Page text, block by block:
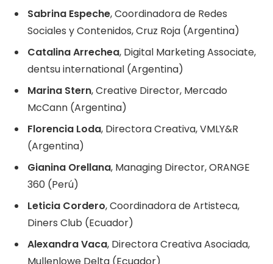
Sabrina Espeche, Coordinadora de Redes
Sociales y Contenidos, Cruz Roja (Argentina)
Catalina Arrechea, Digital Marketing Associate,
dentsu international (Argentina)
Marina Stern, Creative Director, Mercado
McCann (Argentina)
Florencia Loda, Directora Creativa, VMLY&R
(Argentina)
Gianina Orellana, Managing Director, ORANGE
360 (Perú)
Leticia Cordero, Coordinadora de Artisteca,
Diners Club (Ecuador)
Alexandra Vaca, Directora Creativa Asociada,